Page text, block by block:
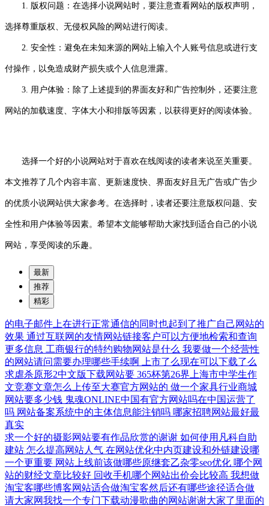
1. 版权问题：在选择小说网站时，要注意查看网站的版权声明，
选择尊重版权、无侵权风险的网站进行阅读。
2. 安全性：避免在未知来源的网站上输入个人账号信息或进行支
付操作，以免造成财产损失或个人信息泄露。
3. 用户体验：除了上述提到的界面友好和广告控制外，还要注意
网站的加载速度、字体大小和排版等因素，以获得更好的阅读体验。
选择一个好的小说网站对于喜欢在线阅读的读者来说至关重要。
本文推荐了几个内容丰富、更新速度快、界面友好且无广告或广告少
的优质小说网站供大家参考。在选择时，读者还要注意版权问题、安
全性和用户体验等因素。希望本文能够帮助大家找到适合自己的小说
网站，享受阅读的乐趣。
最新
推荐
精彩
的电子邮件上在进行正常通信的同时也起到了推广自己网站的
效果 通过互联网的友情网站链接客户可以方便地检索和查询
更多信息 工商银行的特约购物网站是什么 我要做一个经营性
的网站请问需要办理哪些手续啊
上市了么现在可以下载了么
求虐杀原形2中文版下载网站要 365杯第26界上海市中学生作
文竞赛文章怎么上传至大赛官方网站的 做一个家具行业商城
网站要多少钱 鬼魂ONLINE中国有官方网站吗在中国运营了
吗 网站备案系统中的主体信息能注销吗 哪家招聘网站最好最
真实
求一个好的摄影网站要有作品欣赏的谢谢 如何使用凡科自助
建站 怎么提高网站人气 在网站优化中内页建设和外链建设哪
一个更重要 网站上线前该做哪些原继套乙杂零seo优化 哪个网
站的财经文章比较好 回收手机哪个网站出价会比较高 我想做
淘宝客哪些博客网站适合做淘宝客然后还有哪些途径适合做
请大家网我找一个专门下载动漫歌曲的网站谢谢大家了里面的